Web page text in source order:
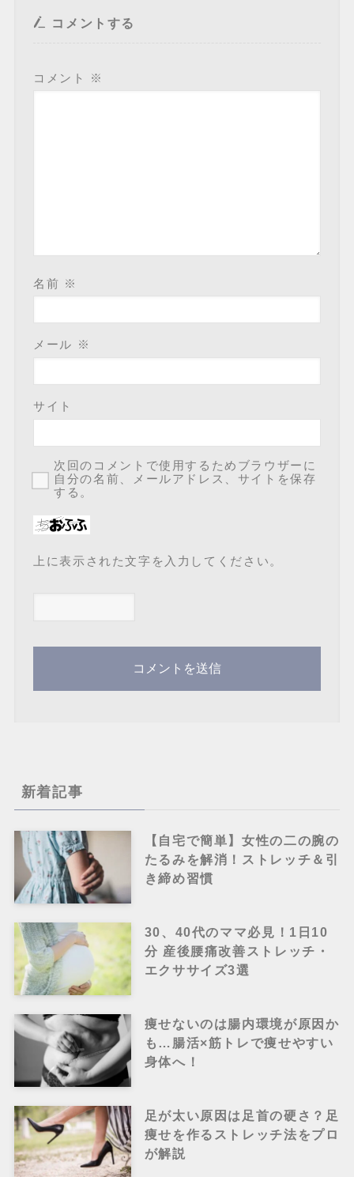
コメントする
コメント ※
名前 ※
メール ※
サイト
次回のコメントで使用するためブラウザーに
自分の名前、メールアドレス、サイトを保存
する。
上に表示された文字を入力してください。
新着記事
【自宅で簡単】女性の二の腕の
たるみを解消！ストレッチ＆引
き締め習慣
30、40代のママ必見！1日10
分 産後腰痛改善ストレッチ・
エクササイズ3選
痩せないのは腸内環境が原因か
も…腸活×筋トレで痩せやすい
身体へ！
足が太い原因は足首の硬さ？足
痩せを作るストレッチ法をプロ
が解説